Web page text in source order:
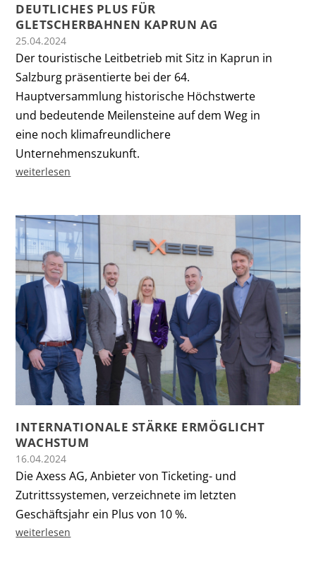
DEUTLICHES PLUS FÜR
GLETSCHERBAHNEN KAPRUN AG
25.04.2024
Der touristische Leitbetrieb mit Sitz in Kaprun in
Salzburg präsentierte bei der 64.
Hauptversammlung historische Höchstwerte
und bedeutende Meilensteine auf dem Weg in
eine noch klimafreundlichere
Unternehmenszukunft.
weiterlesen
INTERNATIONALE STÄRKE ERMÖGLICHT
WACHSTUM
16.04.2024
Die Axess AG, Anbieter von Ticketing- und
Zutrittssystemen, verzeichnete im letzten
Geschäftsjahr ein Plus von 10 %.
weiterlesen